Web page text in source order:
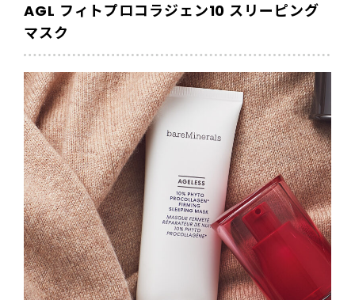
AGL フィトプロコラジェン10 スリーピング
マスク